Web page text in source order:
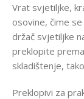
Vrat svjetiljke,
osovine, čime
držač svjetiljke
preklopite
skladištenje,
Preklopivi za